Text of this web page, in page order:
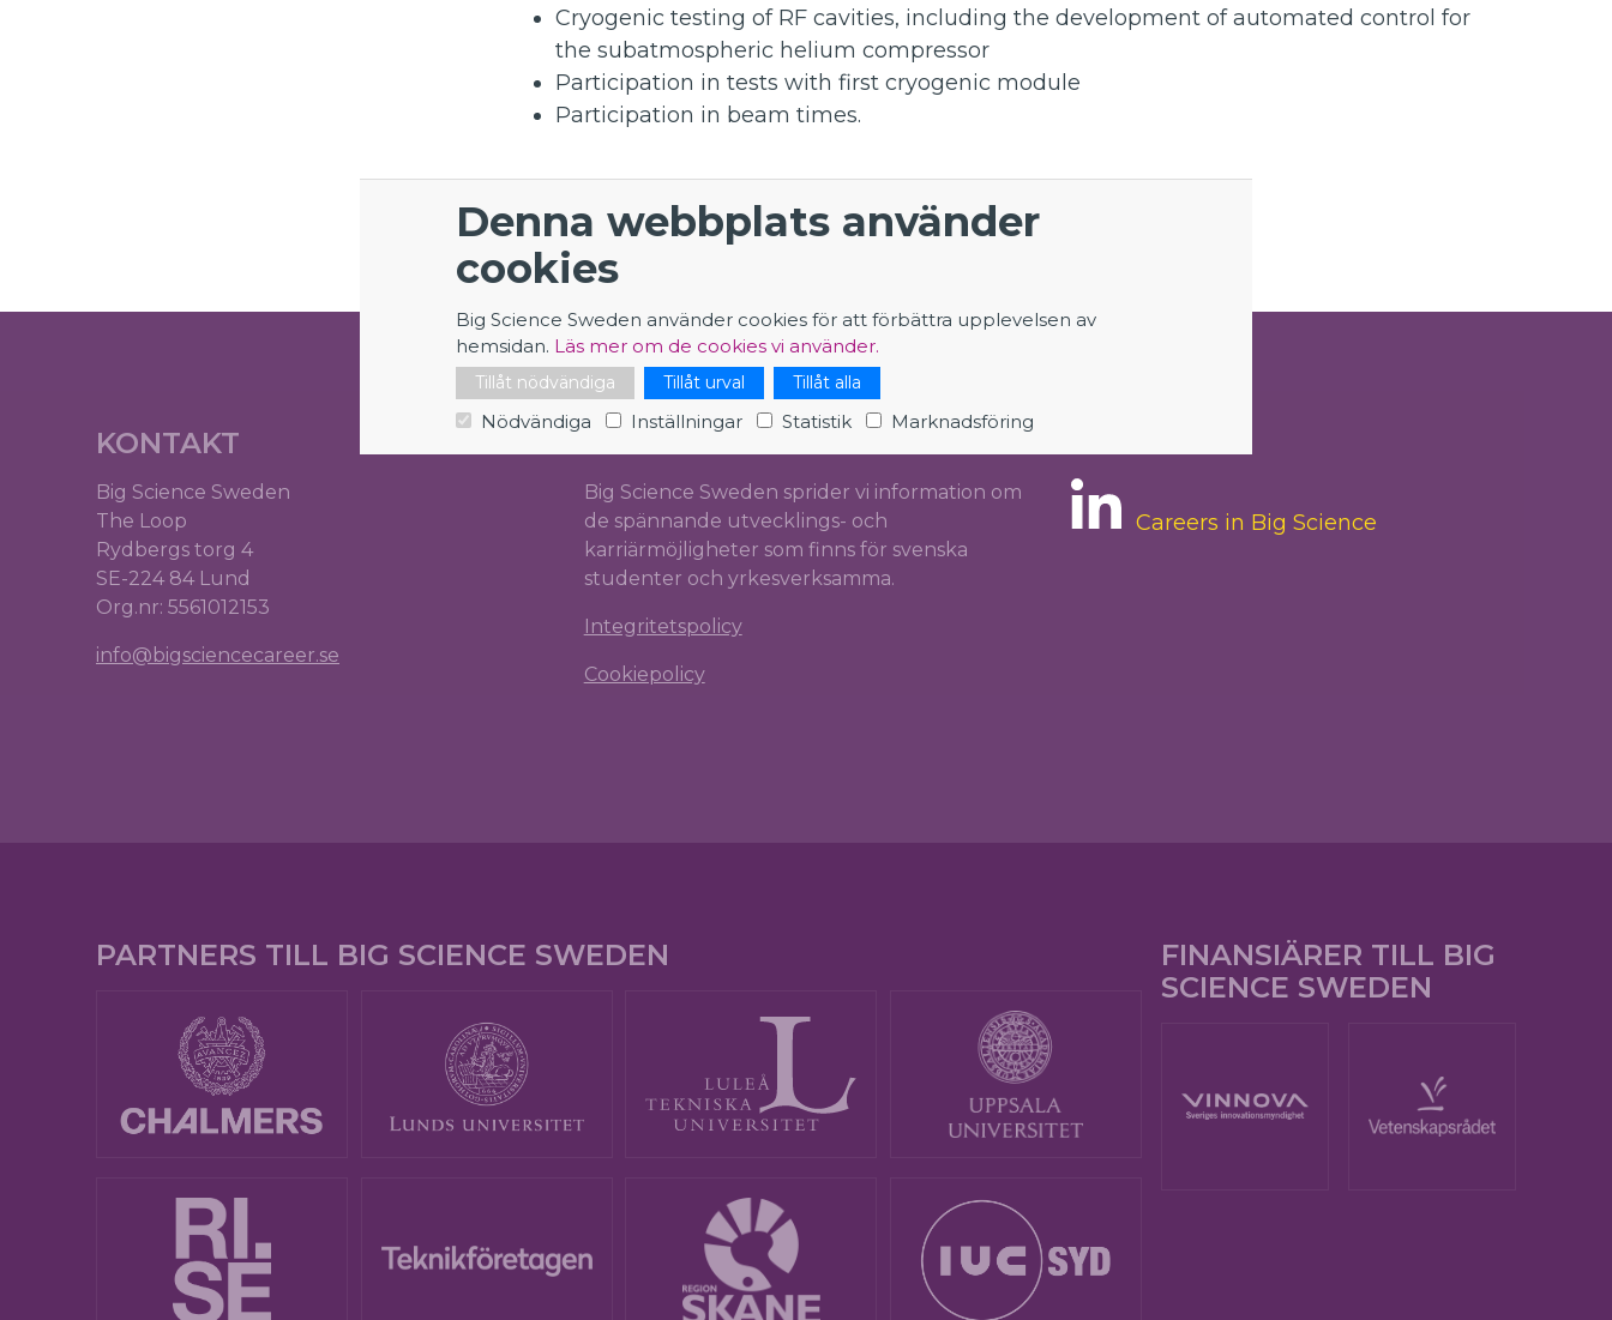
Denna webbplats använder
cookies
Big Science Sweden använder cookies för att förbättra upplevelsen av
hemsidan. Läs mer om de cookies vi använder.
Tillåt nödvändiga Tillåt urval Tillåt alla
Nödvändiga Inställningar Statistik Marknadsföring
Cryogenic testing of RF cavities, including the development of automated control for
the subatmospheric helium compressor
Participation in tests with first cryogenic module
Participation in beam times.
Application - Physicist or Engineer for HELIAC
KONTAKT
Big Science Sweden
The Loop
Rydbergs torg 4
SE-224 84 Lund
Org.nr: 5561012153
info@bigsciencecareer.se
CAREER IN BIG SCIENCE
Big Science Sweden sprider vi information om
de spännande utvecklings- och
karriärmöjligheter som finns för svenska
studenter och yrkesverksamma.
Integritetspolicy
Cookiepolicy
Careers in Big Science
PARTNERS TILL BIG SCIENCE SWEDEN
FINANSIÄRER TILL BIG
SCIENCE SWEDEN